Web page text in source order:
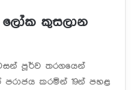
ලෝක කුසලාන
පූර්ව තරගයෙන්
කරමින් 19න් පහළ